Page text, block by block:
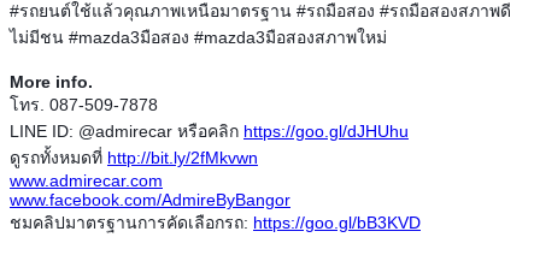
#‎รถยนต์ใช้แล้วคุณภาพเหนือมาตรฐาน #‎รถมือสอง #รถมือสองสภาพดี
ไม่มีชน #mazda3มือสอง #‎mazda3มือสองสภาพใหม่
More info.
โทร. 087-509-7878
LINE ID: @admirecar หรือคลิก https://goo.gl/dJHUhu
ดูรถทั้งหมดที่ http://bit.ly/2fMkvwn
www.admirecar.com
www.facebook.com/AdmireByBangor
ชมคลิปมาตรฐานการคัดเลือกรถ: https://goo.gl/bB3KVD